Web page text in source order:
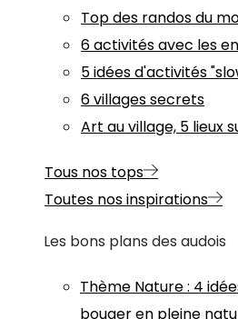
Top des randos du
6 activités avec les
5 idées d'activités
6 villages secrets
Art au village, 5 lieux
Tous nos tops
Toutes nos inspirations
Les bons plans des audois
Thème Nature: 4
bouger en pleine